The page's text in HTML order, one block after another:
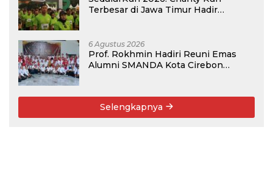
Terbesar di Jawa Timur Hadir
Guru Honorer
6 Agustus 2026
Prof. Rokhmin Hadiri Reuni Emas
Alumni SMANDA Kota Cirebon
Selengkapnya